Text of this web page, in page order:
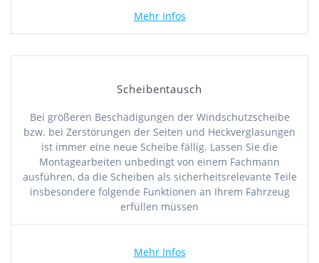
Mehr Infos
Scheibentausch
Bei größeren Beschädigungen der Windschutzscheibe
bzw. bei Zerstörungen der Seiten und Heckverglasungen
ist immer eine neue Scheibe fällig. Lassen Sie die
Montagearbeiten unbedingt von einem Fachmann
ausführen, da die Scheiben als sicherheitsrelevante Teile
insbesondere folgende Funktionen an Ihrem Fahrzeug
erfüllen müssen
Mehr Infos